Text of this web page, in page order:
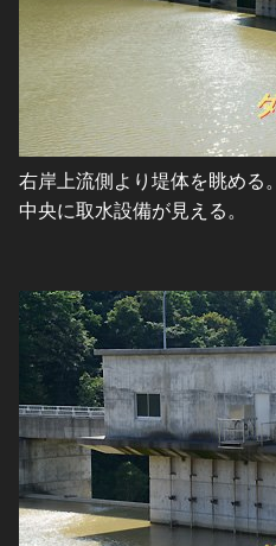
右岸上流側より堤体を眺める。
中央に取水設備が見える。